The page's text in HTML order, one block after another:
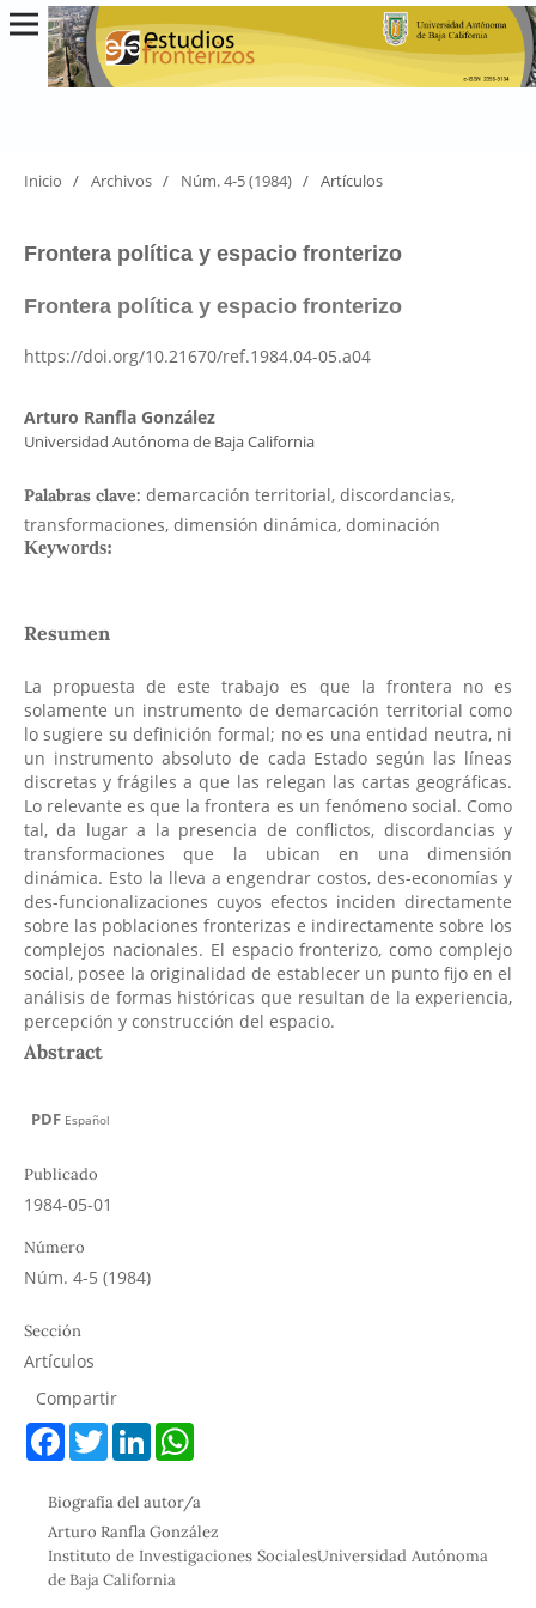
Inicio / Archivos / Núm. 4-5 (1984) / Artículos
Frontera política y espacio fronterizo
Frontera política y espacio fronterizo
https://doi.org/10.21670/ref.1984.04-05.a04
Arturo Ranfla González
Universidad Autónoma de Baja California
Palabras clave: demarcación territorial, discordancias,
transformaciones, dimensión dinámica, dominación
Resumen
La propuesta de este trabajo es que la frontera no es
solamente un instrumento de demarcación territorial como
lo sugiere su definición formal; no es una entidad neutra, ni
un instrumento absoluto de cada Estado según las líneas
discretas y frágiles a que las relegan las cartas geográficas.
Lo relevante es que la frontera es un fenómeno social. Como
tal, da lugar a la presencia de conflictos, discordancias y
transformaciones que la ubican en una dimensión
dinámica. Esto la lleva a engendrar costos, des-economías y
des-funcionalizaciones cuyos efectos inciden directamente
sobre las poblaciones fronterizas e indirectamente sobre los
complejos nacionales. El espacio fronterizo, como complejo
social, posee la originalidad de establecer un punto fijo en el
análisis de formas históricas que resultan de la experiencia,
percepción y construcción del espacio.
Abstract
PDF Español
Publicado
1984-05-01
Número
Núm. 4-5 (1984)
Sección
Artículos
Compartir
F
b
o
o
k
T
w
t
e
r
L
e
d
I
n
W
s
A
p
p
Biografía del autor/a
Arturo Ranfla González
Instituto de Investigaciones SocialesUniversidad Autónoma
de Baja California